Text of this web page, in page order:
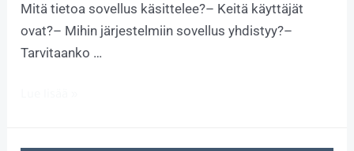
Mitä tietoa sovellus käsittelee?– Keitä käyttäjät
ovat?– Mihin järjestelmiin sovellus yhdistyy?–
Tarvitaanko …